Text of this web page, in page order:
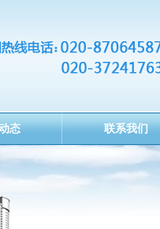
态 联系我们